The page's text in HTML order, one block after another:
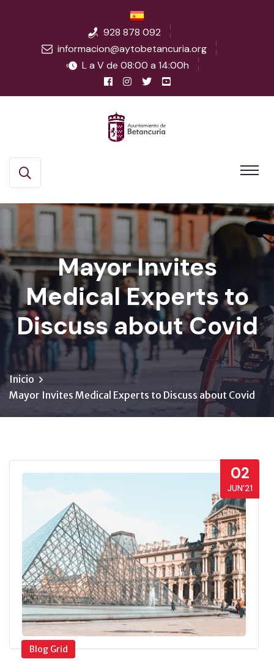
928 878 092
informacion@aytobetancuria.org
L a V de 08:00 a 14:00h
Mayor Invites
Medical Experts to
Discuss about Covid
Inicio
Mayor Invites Medical Experts to Discuss about Covid
02
JUN’21
Blog Grid